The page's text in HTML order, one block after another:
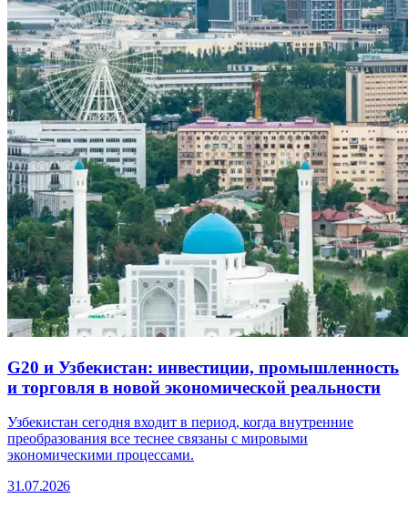
G20 и Узбекистан: инвестиции, промышленность
и торговля в новой экономической реальности
Узбекистан сегодня входит в период, когда внутренние
преобразования все теснее связаны с мировыми
экономическими процессами.
31.07.2026